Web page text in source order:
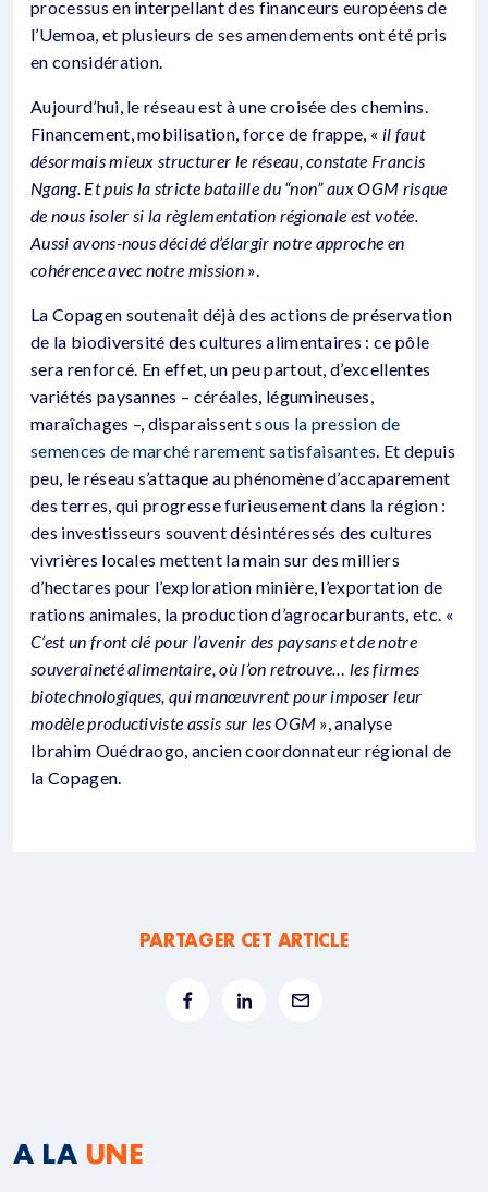
processus en interpellant des financeurs européens de
l’Uemoa, et plusieurs de ses amendements ont été pris
en considération.
Aujourd’hui, le réseau est à une croisée des chemins.
Financement, mobilisation, force de frappe, « il faut
désormais mieux structurer le réseau, constate Francis
Ngang. Et puis la stricte bataille du “non” aux OGM risque
de nous isoler si la règlementation régionale est votée.
Aussi avons-nous décidé d’élargir notre approche en
cohérence avec notre mission».
La Copagen soutenait déjà des actions de préservation
de la biodiversité des cultures alimentaires : ce pôle
sera renforcé. En effet, un peu partout, d’excellentes
variétés paysannes – céréales, légumineuses,
maraîchages –, disparaissentsous la pression de
semences de marché rarement satisfaisantes. Et depuis
peu, le réseau s’attaque au phénomène d’accaparement
des terres, qui progresse furieusement dans la région :
des investisseurs souvent désintéressés des cultures
vivrières locales mettent la main sur des milliers
d’hectares pour l’exploration minière, l’exportation de
rations animales, la production d’agrocarburants, etc. «
C’est un front clé pour l’avenir des paysans et de notre
souveraineté alimentaire, où l’on retrouve… les firmes
biotechnologiques, qui manœuvrent pour imposer leur
modèle productiviste assis sur les OGM », analyse
Ibrahim Ouédraogo, ancien coordonnateur régional de
la Copagen.
PARTAGER CET ARTICLE
A LA UNE